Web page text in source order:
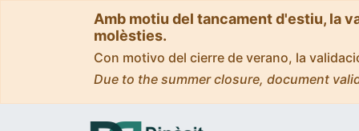
Amb motiu del tancament d'estiu, la
molèsties.
Con motivo del cierre de verano, la
Due to the summer closure, document